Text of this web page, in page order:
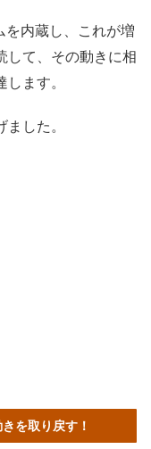
を内蔵し、これが増
して、その動きに相
ます。
した。
を取り戻す！